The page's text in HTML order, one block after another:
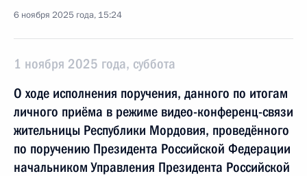
6 ноября 2025 года, 15:24
1 ноября 2025 года, суббота
О ходе исполнения поручения, данного по итогам
личного приёма в режиме видео-конференц-связи
жительницы Республики Мордовия, проведённого
по поручению Президента Российской Федерации
начальником Управления Президента Российской